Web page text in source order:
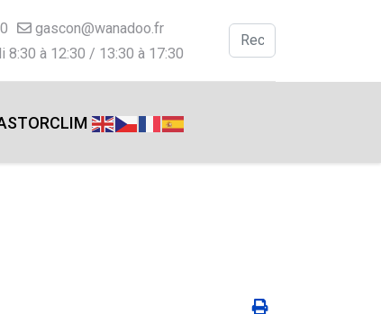
gascon@wanadoo.fr
8:30 à 12:30 / 13:30 à 17:30
Valider